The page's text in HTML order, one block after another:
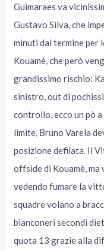
Guimaraes va
Gustavo Silva, che
minuti dal termine per
Kouamè, che però
grandissimo rischio:
sinistro, out di
controllo, ecco un pò
limite, Bruno Varela
posizione defilata. Il
offside di Kouamè, ma
vedendo fumare la
squadre volano a
bianconeri secondi
quota 13 grazie alla